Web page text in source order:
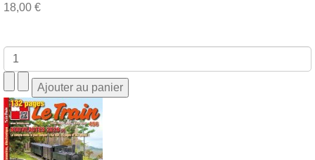
18,00 €